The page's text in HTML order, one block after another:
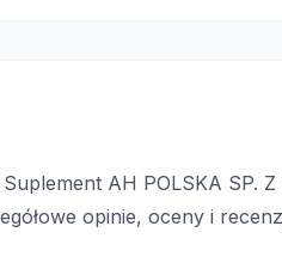
AH POLSKA SP. Z
opinie, oceny i